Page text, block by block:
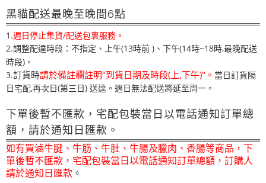
黑貓配送最晚至晚間6點
1.週日停止集貨/配送包裹服務。
2.調整配達時段：不指定、上午(13時前 ) 、 下午(14時~18時,最晚配送
時段)。
3.訂貨時請於備註欄註明"到貨日期及時段(上,下午)"。 當日訂貨隔
日宅配,再次日(第三日) 送達。週日無法配送將延至周一。
下單後暫不匯款，宅配包裝當日以電話通知訂單總
額，請於通知日匯款。
如有買滷牛腱、牛筋、牛肚、牛腸及臘肉、香腸等商品，下
單後暫不匯款，宅配包裝當日以電話通知訂單總額，訂購人
請於通知日匯款 。